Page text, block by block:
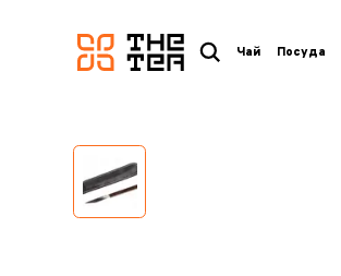
логотип
Чай Посуда